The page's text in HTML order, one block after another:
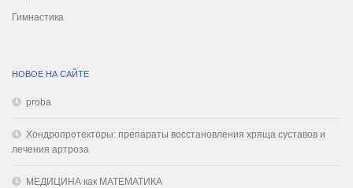
Гимнастика
НОВОЕ НА САЙТЕ
proba
Хондропротекторы: препараты восстановления хряща суставов и
лечения артроза
МЕДИЦИНА как МАТЕМАТИКА